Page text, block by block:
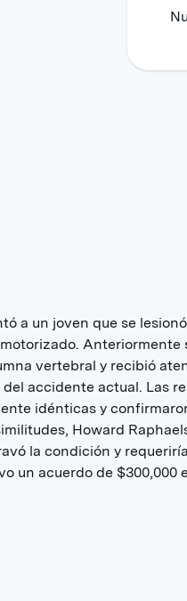
a un joven que se
Anteriormente
vertebral y recibió
accidente actual. Las
idénticas y
Howard
la condición y
un acuerdo de $300,000